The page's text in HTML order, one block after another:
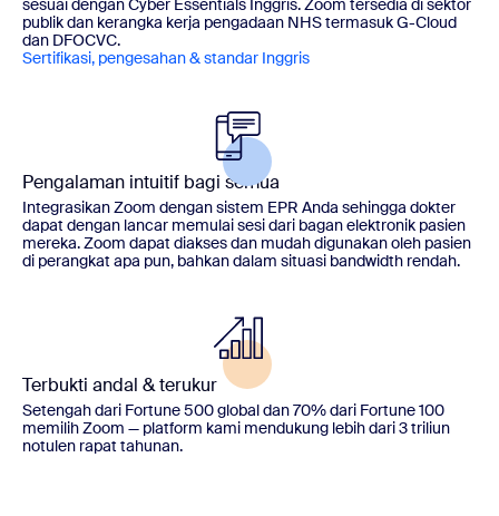
sesuai dengan Cyber Essentials Inggris. Zoom tersedia di sektor
publik dan kerangka kerja pengadaan NHS termasuk G-Cloud
dan DFOCVC.
Sertifikasi, pengesahan & standar Inggris
Pengalaman intuitif bagi semua
Integrasikan Zoom dengan sistem EPR Anda sehingga dokter
dapat dengan lancar memulai sesi dari bagan elektronik pasien
mereka. Zoom dapat diakses dan mudah digunakan oleh pasien
di perangkat apa pun, bahkan dalam situasi bandwidth rendah.
Terbukti andal & terukur
Setengah dari Fortune 500 global dan 70% dari Fortune 100
memilih Zoom — platform kami mendukung lebih dari 3 triliun
notulen rapat tahunan.